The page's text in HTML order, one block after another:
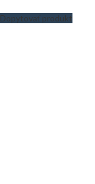
Dopytovať produkt